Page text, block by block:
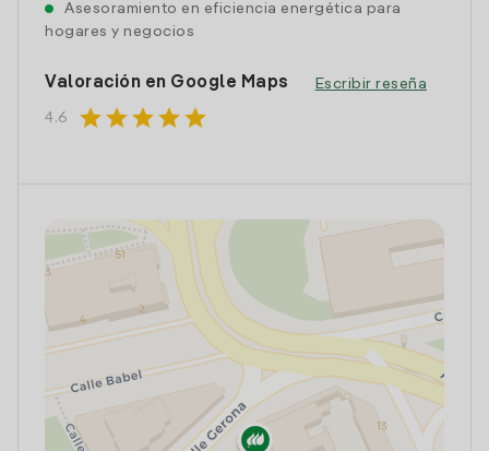
Asesoramiento en eficiencia energética para
hogares y negocios
Valoración en Google Maps
4.6 starstarstarstarstar
Escribir reseña